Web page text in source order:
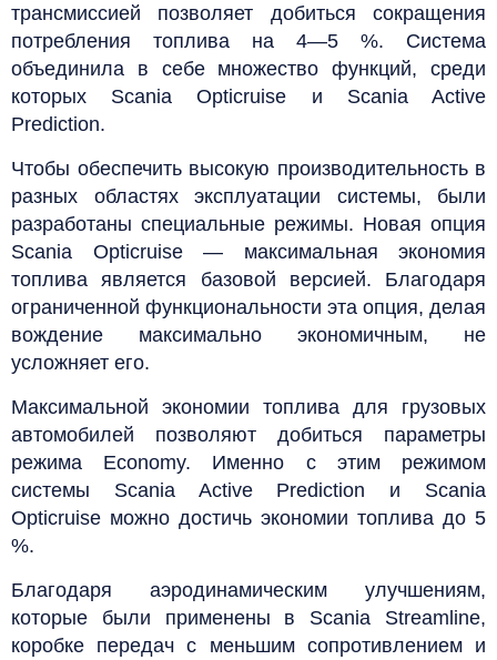
трансмиссией позволяет добиться сокращения
потребления топлива на 4—5 %. Система
объединила в себе множество функций, среди
которых Scania Opticruise и Scania Active
Prediction.
Чтобы обеспечить высокую производительность в
разных областях эксплуатации системы, были
разработаны специальные режимы. Новая опция
Scania Opticruise — максимальная экономия
топлива является базовой версией. Благодаря
ограниченной функциональности эта опция, делая
вождение максимально экономичным, не
усложняет его.
Максимальной экономии топлива для грузовых
автомобилей позволяют добиться параметры
режима Economy. Именно с этим режимом
системы Scania Active Prediction и Scania
Opticruise можно достичь экономии топлива до 5
%.
Благодаря аэродинамическим улучшениям,
которые были применены в Scania Streamline,
коробке передач с меньшим сопротивлением и